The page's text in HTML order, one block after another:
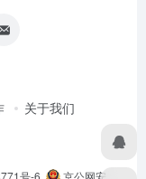
关于我们
号-6 京公网安